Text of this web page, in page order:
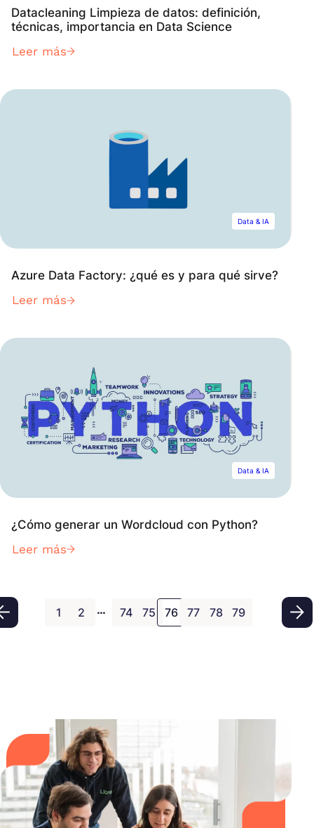
Datacleaning Limpieza de datos: definición,
técnicas, importancia en Data Science
Leer más
Data & IA
Azure Data Factory: ¿qué es y para qué sirve?
Leer más
Data & IA
¿Cómo generar un Wordcloud con Python?
Leer más
1 2 … 74 75 76 77 78 79